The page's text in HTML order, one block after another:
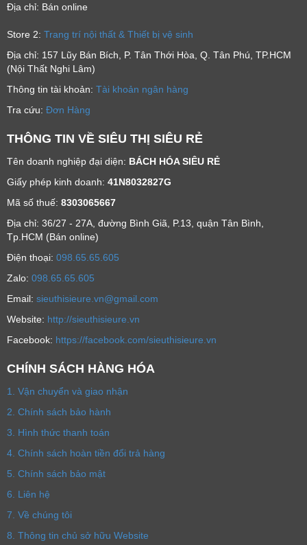
Địa chỉ: Bán online
Store 2: Trang trí nội thất & Thiết bị vệ sinh
Địa chỉ: 157 Lũy Bán Bích, P. Tân Thới Hòa, Q. Tân Phú, TP.HCM
(Nội Thất Nghi Lâm)
Thông tin tài khoản: Tài khoản ngân hàng
Tra cứu: Đơn Hàng
THÔNG TIN VỀ SIÊU THỊ SIÊU RẺ
Tên doanh nghiệp đại diện: BÁCH HÓA SIÊU RẺ
Giấy phép kinh doanh: 41N8032827G
Mã số thuế: 8303065667
Địa chỉ: 36/27 - 27A, đường Bình Giã, P.13, quận Tân Bình,
Tp.HCM (Bán online)
Ðiện thoại: 098.65.65.605
Zalo: 098.65.65.605
Email: sieuthisieure.vn@gmail.com
Website: http://sieuthisieure.vn
Facebook: https://facebook.com/sieuthisieure.vn
CHÍNH SÁCH HÀNG HÓA
1. Vận chuyển và giao nhận
2. Chính sách bảo hành
3. Hình thức thanh toán
4. Chính sách hoàn tiền đổi trả hàng
5. Chính sách bảo mật
6. Liên hệ
7. Về chúng tôi
8. Thông tin chủ sở hữu Website